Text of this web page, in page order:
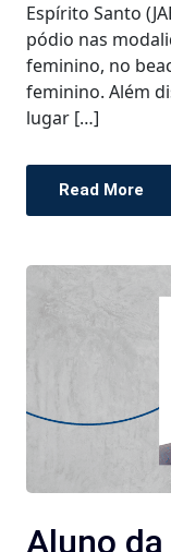
Espírito Santo
pódio nas
feminino, no
feminino. Além
lugar […]
Read More
Aluno